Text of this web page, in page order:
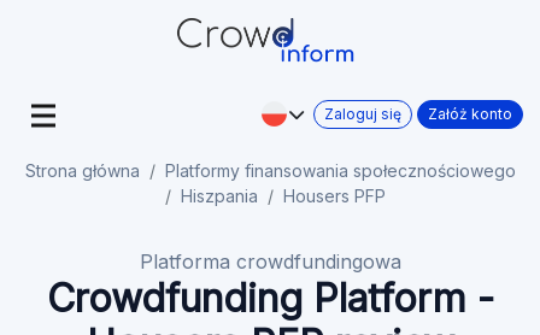
Zaloguj się Załóż konto
Strona główna
Platformy finansowania społecznościowego
Hiszpania
Housers PFP
Platforma crowdfundingowa
Crowdfunding Platform -